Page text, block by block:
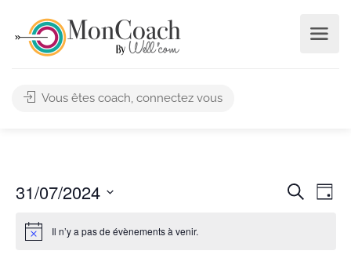
Vous êtes coach, connectez vous
Recherche
Day
31/07/2024
une
Il n’y a pas de évènements à venir.